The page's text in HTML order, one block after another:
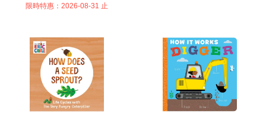
限時特惠：2026-08-31 止